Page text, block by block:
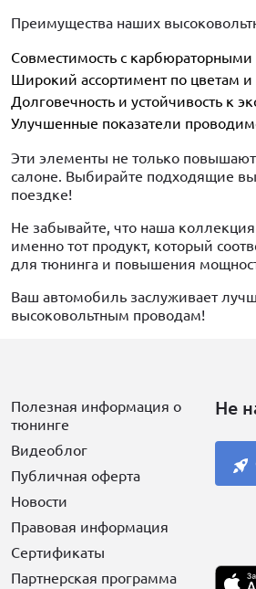
Преимущества наших
Совместимость с
Широкий ассортимент по цветам и
Долговечность и устойчивость к
Улучшенные показатели
Эти элементы не только
салоне. Выбирайте подходящие
поездке!
Не забывайте, что наша
именно тот продукт, который
для тюнинга и повышения
Ваш автомобиль заслуживает
высоковольтным проводам!
Полезная информация о
тюнинге
Видеоблог
Публичная оферта
Новости
Правовая информация
Сертификаты
Партнерская программа
Не